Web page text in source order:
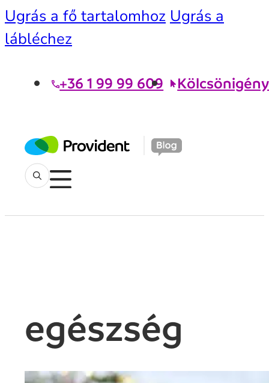
Ugrás a fő tartalomhoz Ugrás a
lábléchez
+36 1 99 99 609
egészség